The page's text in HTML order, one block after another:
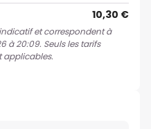
10,30 €
et correspondent à
à 20:09. Seuls les tarifs
applicables.